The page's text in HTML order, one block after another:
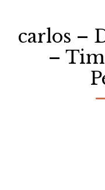
carlos –
–